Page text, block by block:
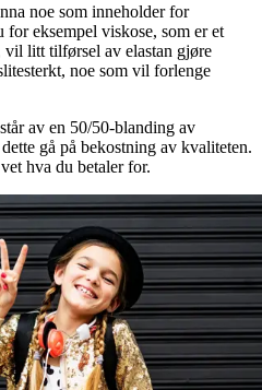
noe som inneholder for
for eksempel viskose, som er et
vil litt tilførsel av elastan gjøre
noe som vil forlenge
av en 50/50-blanding av
gå på bekostning av kvaliteten.
hva du betaler for.